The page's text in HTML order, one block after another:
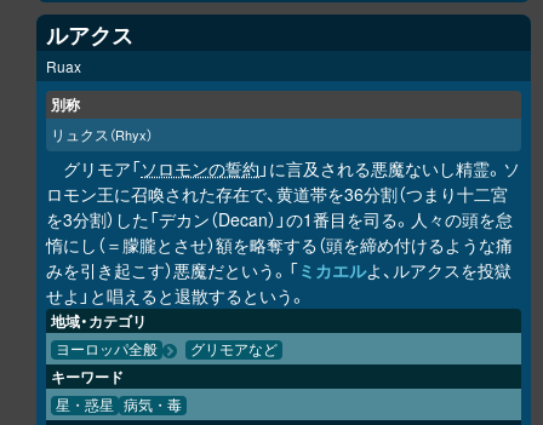
ルアクス
Ruax
別称
リュクス （Rhyx）
グリモア「ソロモンの誓約 」に言及される悪魔ないし精霊。ソ
ロモン王に召喚された存在で、黄道帯を36分割（つまり十二宮
を3分割）した「デカン（Decan）」の1番目を司る。人々の頭を怠
惰にし（＝朦朧とさせ）額を略奪する（頭を締め付けるような痛
みを引き起こす）悪魔だという。「ミカエルよ、ルアクスを投獄
せよ」と唱えると退散するという。
地域・カテゴリ
ヨーロッパ全般 グリモアなど
キーワード
星・惑星 病気・毒